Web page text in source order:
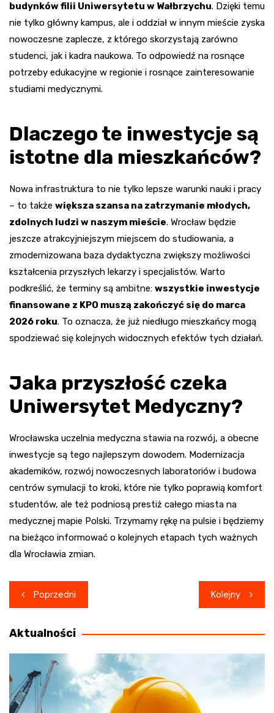
budynków filii Uniwersytetu w Wałbrzychu. Dzięki temu
nie tylko główny kampus, ale i oddział w innym mieście zyska
nowoczesne zaplecze, z którego skorzystają zarówno
studenci, jak i kadra naukowa. To odpowiedź na rosnące
potrzeby edukacyjne w regionie i rosnące zainteresowanie
studiami medycznymi.
Dlaczego te inwestycje są
istotne dla mieszkańców?
Nowa infrastruktura to nie tylko lepsze warunki nauki i pracy
– to także większa szansa na zatrzymanie młodych,
zdolnych ludzi w naszym mieście. Wrocław będzie
jeszcze atrakcyjniejszym miejscem do studiowania, a
zmodernizowana baza dydaktyczna zwiększy możliwości
kształcenia przyszłych lekarzy i specjalistów. Warto
podkreślić, że terminy są ambitne: wszystkie inwestycje
finansowane z KPO muszą zakończyć się do marca
2026 roku. To oznacza, że już niedługo mieszkańcy mogą
spodziewać się kolejnych widocznych efektów tych działań.
Jaka przyszłość czeka
Uniwersytet Medyczny?
Wrocławska uczelnia medyczna stawia na rozwój, a obecne
inwestycje są tego najlepszym dowodem. Modernizacja
akademików, rozwój nowoczesnych laboratoriów i budowa
centrów symulacji to kroki, które nie tylko poprawią komfort
studentów, ale też podniosą prestiż całego miasta na
medycznej mapie Polski. Trzymamy rękę na pulsie i będziemy
na bieżąco informować o kolejnych etapach tych ważnych
dla Wrocławia zmian.
Nawigacja
wpisu
Poprzedni Kolejny
Aktualności